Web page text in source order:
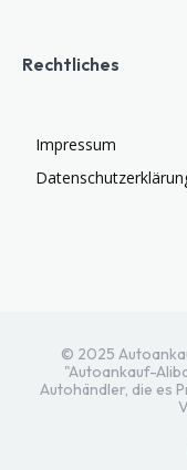
Rechtliches
Impressum
© 2025
"Autoankauf-
Autohändler, die es